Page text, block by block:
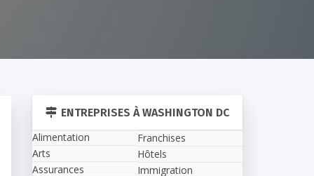
ENTREPRISES À WASHINGTON DC
Alimentation
Arts
Assurances
Franchises
Hôtels
Immigration